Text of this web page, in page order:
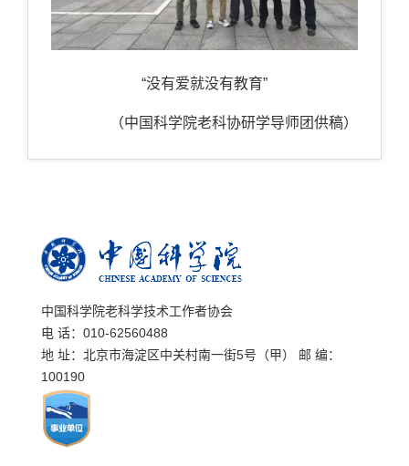
“没有爱就没有教育”
（中国科学院老科协研学导师团供稿）
中国科学院老科学技术工作者协会
电 话：010-62560488
地 址：北京市海淀区中关村南一街5号（甲） 邮 编：
100190